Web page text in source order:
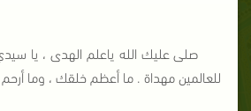
صلى عليك الله ياعلم الهدى ، يا
للعالمين مهداة . ما أعظم خلقك ، وما